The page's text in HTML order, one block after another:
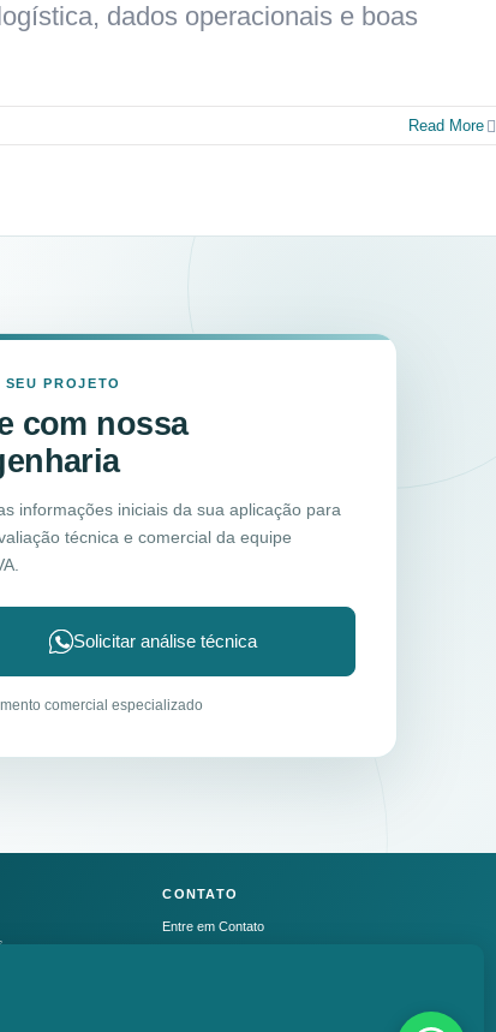
dados operacionais e boas
Read More
SEU PROJETO
com nossa
informações iniciais da sua aplicação para
técnica e comercial da equipe
Solicitar análise técnica
comercial especializado
CONTATO
Entre em Contato